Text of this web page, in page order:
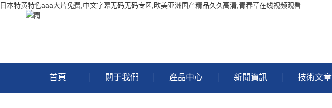
日本特黄特色aaa大片免费,中文字幕无码无码专区,欧美亚洲国产精品久久高清,青春草在线视频观看
首頁 關于我們 產品中心 新聞資訊 技術文章